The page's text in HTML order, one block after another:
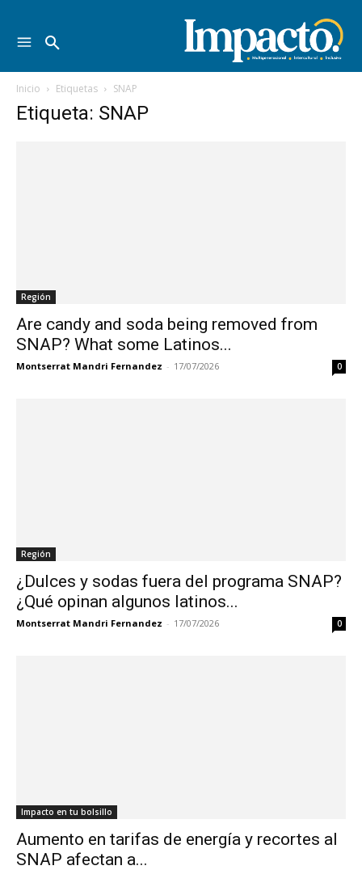
Inicio Etiquetas SNAP
Etiqueta: SNAP
Región
Are candy and soda being removed from
SNAP? What some Latinos...
Montserrat Mandri Fernandez - 17/07/2026 0
Región
¿Dulces y sodas fuera del programa SNAP?
¿Qué opinan algunos latinos...
Montserrat Mandri Fernandez - 17/07/2026 0
Impacto en tu bolsillo
Aumento en tarifas de energía y recortes al
SNAP afectan a...